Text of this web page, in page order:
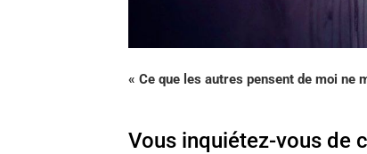
« Ce que les autres pensent de moi ne
Vous inquiétez-vous de